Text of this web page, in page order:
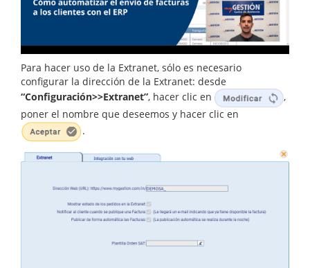
Para hacer uso de la Extranet, sólo es necesario
configurar la dirección de la Extranet: desde
“Configuración>>Extranet”, hacer clic en
,
poner el nombre que deseemos y hacer clic en
.